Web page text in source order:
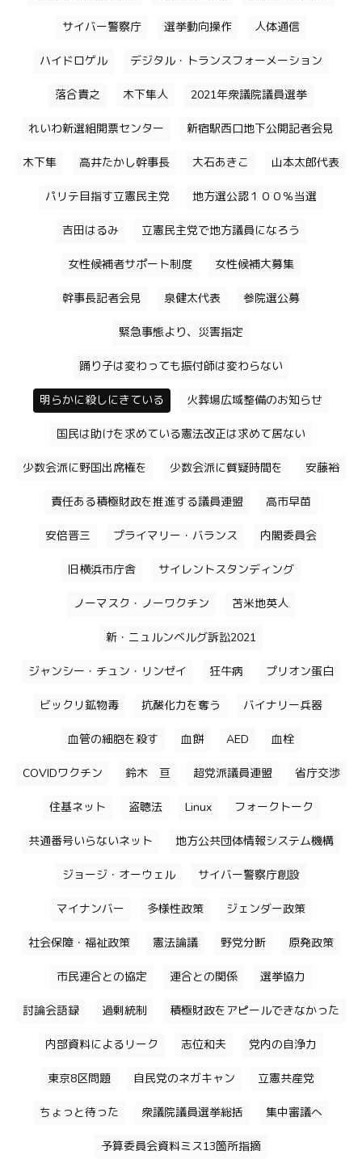
サイバー警察庁 選挙動向操作 人体通信
ハイドロゲル デジタル・トランスフォーメーション
落合貴之 木下隼人 2021年衆議院議員選挙
れいわ新選組開票センター 新宿駅西口地下公開記者会見
木下隼 高井たかし幹事長 大石あきこ 山本太郎代表
パリテ目指す立憲民主党 地方選公認１００％当選
吉田はるみ 立憲民主党で地方議員になろう
女性候補者サポート制度 女性候補大募集
幹事長記者会見 泉健太代表 参院選公募
緊急事態より、災害指定
踊り子は変わっても振付師は変わらない
明らかに殺しにきている 火葬場広域整備のお知らせ
国民は助けを求めている憲法改正は求めて居ない
少数会派に野国出席権を 少数会派に質疑時間を 安藤裕
責任ある積極財政を推進する議員連盟 高市早苗
安倍晋三 プライマリー・バランス 内閣委員会
旧横浜市庁舎 サイレントスタンディング
ノーマスク・ノーワクチン 苫米地英人
新・ニュルンベルグ訴訟2021
ジャンシー・チュン・リンゼイ 狂牛病 プリオン蛋白
ビックリ鉱物毒 抗酸化力を奪う バイナリー兵器
血管の細胞を殺す 血餅 AED 血栓
COVIDワクチン 鈴木 亘 超党派議員連盟 省庁交渉
住基ネット 盗聴法 Linux フォークトーク
共通番号いらないネット 地方公共団体情報システム機構
ジョージ・オーウェル サイバー警察庁創設
マイナンバー 多様性政策 ジェンダー政策
社会保障・福祉政策 憲法論議 野党分断 原発政策
市民連合との協定 連合との関係 選挙協力
討論会語録 過剰統制 積極財政をアピールできなかった
内部資料によるリーク 志位和夫 党内の自浄力
東京8区問題 自民党のネガキャン 立憲共産党
ちょっと待った 衆議院議員選挙総括 集中審議へ
予算委員会資料ミス13箇所指摘